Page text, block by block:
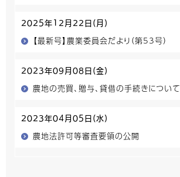
2025年12月22日(月)
【最新号】農業委員会だより（第53号）
2023年09月08日(金)
農地の売買、贈与、貸借の手続きについて
2023年04月05日(水)
農地法許可等審査要領の公開